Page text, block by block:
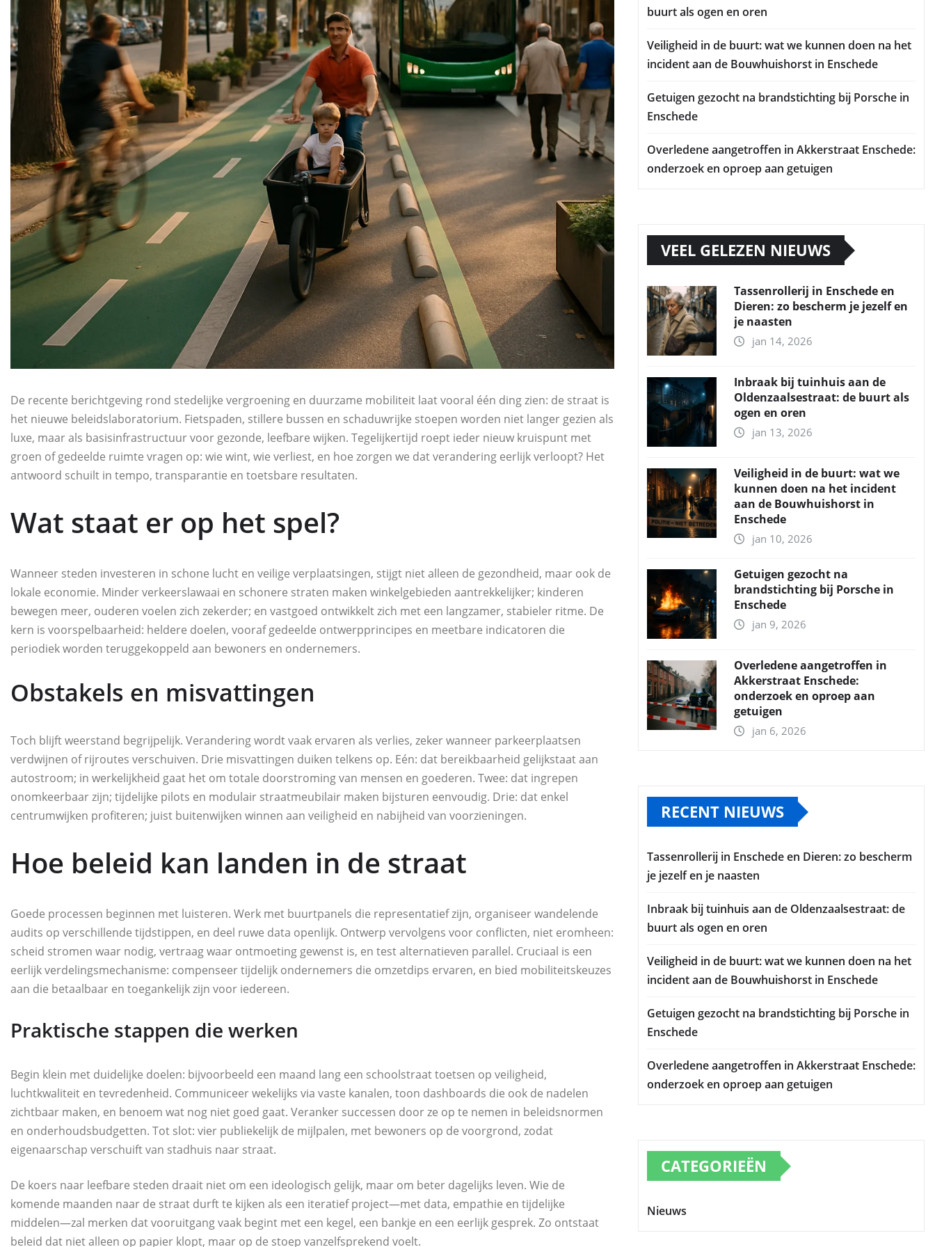
De recente berichtgeving rond stedelijke vergroening en duurzame mobiliteit laat vooral één ding zien: de straat is
het nieuwe beleidslaboratorium. Fietspaden, stillere bussen en schaduwrijke stoepen worden niet langer gezien als
luxe, maar als basisinfrastructuur voor gezonde, leefbare wijken. Tegelijkertijd roept ieder nieuw kruispunt met
groen of gedeelde ruimte vragen op: wie wint, wie verliest, en hoe zorgen we dat verandering eerlijk verloopt? Het
antwoord schuilt in tempo, transparantie en toetsbare resultaten.
Wat staat er op het spel?
Wanneer steden investeren in schone lucht en veilige verplaatsingen, stijgt niet alleen de gezondheid, maar ook de
lokale economie. Minder verkeerslawaai en schonere straten maken winkelgebieden aantrekkelijker; kinderen
bewegen meer, ouderen voelen zich zekerder; en vastgoed ontwikkelt zich met een langzamer, stabieler ritme. De
kern is voorspelbaarheid: heldere doelen, vooraf gedeelde ontwerpprincipes en meetbare indicatoren die
periodiek worden teruggekoppeld aan bewoners en ondernemers.
Obstakels en misvattingen
Toch blijft weerstand begrijpelijk. Verandering wordt vaak ervaren als verlies, zeker wanneer parkeerplaatsen
verdwijnen of rijroutes verschuiven. Drie misvattingen duiken telkens op. Eén: dat bereikbaarheid gelijkstaat aan
autostroom; in werkelijkheid gaat het om totale doorstroming van mensen en goederen. Twee: dat ingrepen
onomkeerbaar zijn; tijdelijke pilots en modulair straatmeubilair maken bijsturen eenvoudig. Drie: dat enkel
centrumwijken profiteren; juist buitenwijken winnen aan veiligheid en nabijheid van voorzieningen.
Hoe beleid kan landen in de straat
Goede processen beginnen met luisteren. Werk met buurtpanels die representatief zijn, organiseer wandelende
audits op verschillende tijdstippen, en deel ruwe data openlijk. Ontwerp vervolgens voor conflicten, niet eromheen:
scheid stromen waar nodig, vertraag waar ontmoeting gewenst is, en test alternatieven parallel. Cruciaal is een
eerlijk verdelingsmechanisme: compenseer tijdelijk ondernemers die omzetdips ervaren, en bied mobiliteitskeuzes
aan die betaalbaar en toegankelijk zijn voor iedereen.
Praktische stappen die werken
Begin klein met duidelijke doelen: bijvoorbeeld een maand lang een schoolstraat toetsen op veiligheid,
luchtkwaliteit en tevredenheid. Communiceer wekelijks via vaste kanalen, toon dashboards die ook de nadelen
zichtbaar maken, en benoem wat nog niet goed gaat. Veranker successen door ze op te nemen in beleidsnormen
en onderhoudsbudgetten. Tot slot: vier publiekelijk de mijlpalen, met bewoners op de voorgrond, zodat
eigenaarschap verschuift van stadhuis naar straat.
De koers naar leefbare steden draait niet om een ideologisch gelijk, maar om beter dagelijks leven. Wie de
komende maanden naar de straat durft te kijken als een iteratief project—met data, empathie en tijdelijke
middelen—zal merken dat vooruitgang vaak begint met een kegel, een bankje en een eerlijk gesprek. Zo ontstaat
beleid dat niet alleen op papier klopt, maar op de stoep vanzelfsprekend voelt.
buurt als ogen en oren
Veiligheid in de buurt: wat we kunnen doen na het
incident aan de Bouwhuishorst in Enschede
Getuigen gezocht na brandstichting bij Porsche in
Enschede
Overledene aangetroffen in Akkerstraat Enschede:
onderzoek en oproep aan getuigen
VEEL GELEZEN NIEUWS
Tassenrollerij in Enschede en
Dieren: zo bescherm je jezelf en
je naasten
jan 14, 2026
Inbraak bij tuinhuis aan de
Oldenzaalsestraat: de buurt als
ogen en oren
jan 13, 2026
Veiligheid in de buurt: wat we
kunnen doen na het incident
aan de Bouwhuishorst in
Enschede
jan 10, 2026
Getuigen gezocht na
brandstichting bij Porsche in
Enschede
jan 9, 2026
Overledene aangetroffen in
Akkerstraat Enschede:
onderzoek en oproep aan
getuigen
jan 6, 2026
RECENT NIEUWS
Tassenrollerij in Enschede en Dieren: zo bescherm
je jezelf en je naasten
Inbraak bij tuinhuis aan de Oldenzaalsestraat: de
buurt als ogen en oren
Veiligheid in de buurt: wat we kunnen doen na het
incident aan de Bouwhuishorst in Enschede
Getuigen gezocht na brandstichting bij Porsche in
Enschede
Overledene aangetroffen in Akkerstraat Enschede:
onderzoek en oproep aan getuigen
CATEGORIEËN
Nieuws